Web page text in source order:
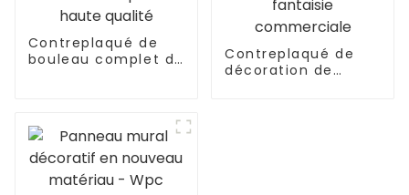
Contreplaqué de
bouleau complet de
Contreplaqué de
décoration de